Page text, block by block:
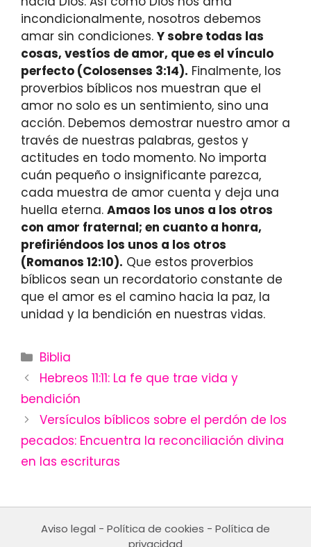
incondicionalmente, nosotros debemos
amar sin condiciones. Y sobre todas las
cosas, vestíos de amor, que es el vínculo
perfecto (Colosenses 3:14). Finalmente, los
proverbios bíblicos nos muestran que el
amor no solo es un sentimiento, sino una
acción. Debemos demostrar nuestro amor a
través de nuestras palabras, gestos y
actitudes en todo momento. No importa
cuán pequeño o insignificante parezca,
cada muestra de amor cuenta y deja una
huella eterna. Amaos los unos a los otros
con amor fraternal; en cuanto a honra,
prefiriéndoos los unos a los otros
(Romanos 12:10). Que estos proverbios
bíblicos sean un recordatorio constante de
que el amor es el camino hacia la paz, la
unidad y la bendición en nuestras vidas.
Categories
Biblia
Hebreos 11:11: La fe que trae vida y
bendición
Versículos bíblicos sobre el perdón de los
pecados: Encuentra la reconciliación divina
en las escrituras
Aviso legal - Política de cookies - Política de
privacidad